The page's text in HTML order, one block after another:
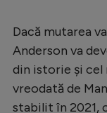
Dacă mutarea
Anderson va
din istorie și
vreodată de
stabilit în 2021,